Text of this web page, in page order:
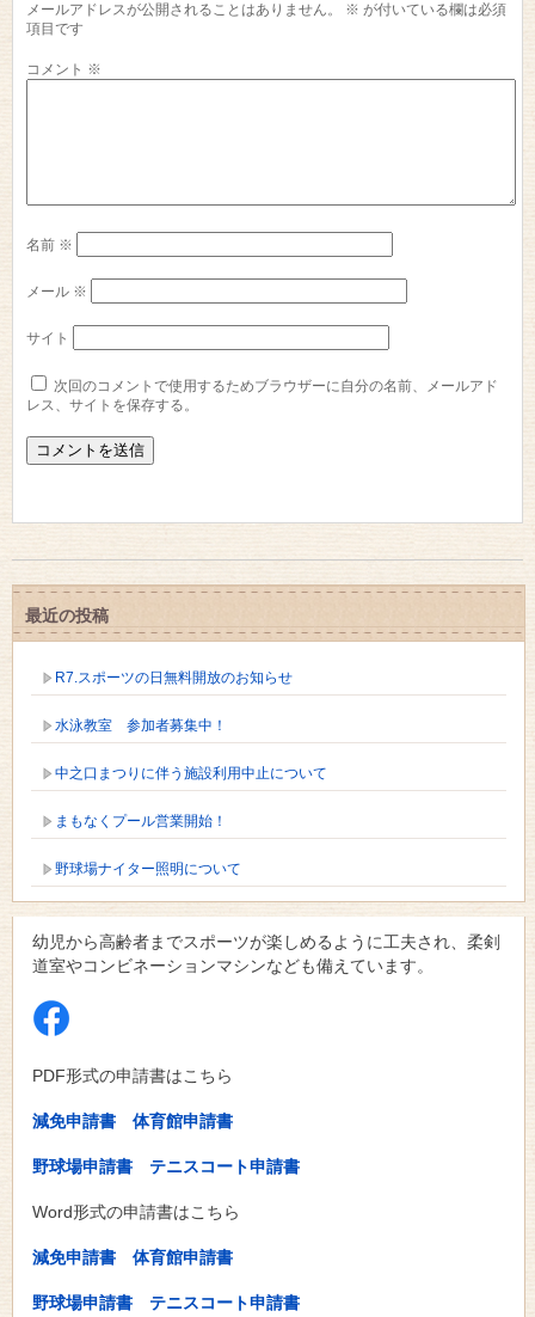
メールアドレスが公開されることはありません。 ※ が付いている欄は必須
項目です
コメント ※
名前 ※
メール ※
サイト
次回のコメントで使用するためブラウザーに自分の名前、メールアド
レス、サイトを保存する。
最近の投稿
R7.スポーツの日無料開放のお知らせ
水泳教室 参加者募集中！
中之口まつりに伴う施設利用中止について
まもなくプール営業開始！
野球場ナイター照明について
幼児から高齢者までスポーツが楽しめるように工夫され、柔剣
道室やコンビネーションマシンなども備えています。
PDF形式の申請書はこちら
減免申請書 体育館申請書
野球場申請書 テニスコート申請書
Word形式の申請書はこちら
減免申請書 体育館申請書
野球場申請書 テニスコート申請書